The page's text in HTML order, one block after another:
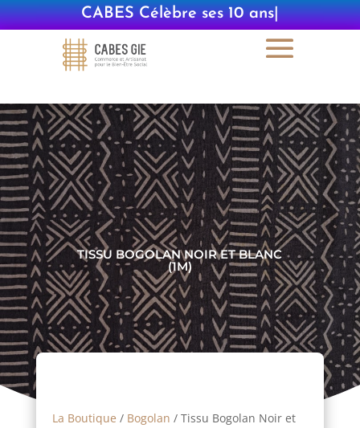
CABES Célèbre ses 10 ans|
TISSU BOGOLAN NOIR ET BLANC
(1M)
La Boutique / Bogolan / Tissu Bogolan Noir et